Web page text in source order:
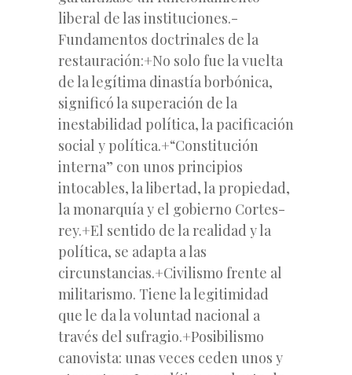
liberal de las instituciones.-
Fundamentos doctrinales de la
restauración:+No solo fue la vuelta
de la legítima dinastía borbónica,
significó la superación de la
inestabilidad política, la pacificación
social y política.+“Constitución
interna” con unos principios
intocables, la libertad, la propiedad,
la monarquía y el gobierno Cortes-
rey.+El sentido de la realidad y la
política, se adapta a las
circunstancias.+Civilismo frente al
militarismo. Tiene la legitimidad
que le da la voluntad nacional a
través del sufragio.+Posibilismo
canovista: unas veces ceden unos y